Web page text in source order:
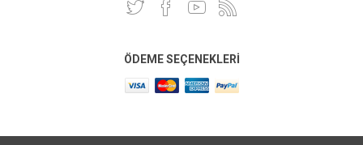
ÖDEME SEÇENEKLERI